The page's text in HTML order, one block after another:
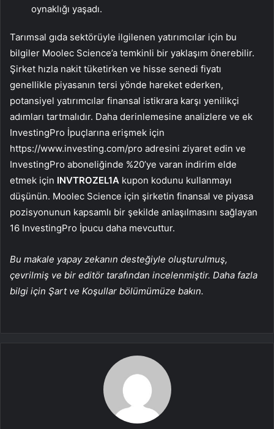
oynaklığı yaşadı.
Tarımsal gıda sektörüyle ilgilenen yatırımcılar için bu
bilgiler Moolec Science’a temkinli bir yaklaşım önerebilir.
Şirket hızla nakit tüketirken ve hisse senedi fiyatı
genellikle piyasanın tersi yönde hareket ederken,
potansiyel yatırımcılar finansal istikrara karşı yenilikçi
adımları tartmalıdır. Daha derinlemesine analizlere ve ek
InvestingPro İpuçlarına erişmek için
https://www.investing.com/pro adresini ziyaret edin ve
InvestingPro aboneliğinde %20’ye varan indirim elde
etmek için INVTROZEL1A kupon kodunu kullanmayı
düşünün. Moolec Science için şirketin finansal ve piyasa
pozisyonunun kapsamlı bir şekilde anlaşılmasını sağlayan
16 InvestingPro İpucu daha mevcuttur.
Bu makale yapay zekanın desteğiyle oluşturulmuş,
çevrilmiş ve bir editör tarafından incelenmiştir. Daha fazla
bilgi için Şart ve Koşullar bölümümüze bakın.